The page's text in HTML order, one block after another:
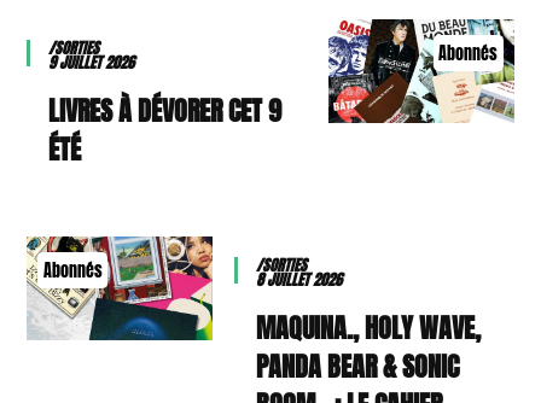
Abonnés
/SORTIES
9 JUILLET 2026
9 LIVRES À DÉVORER CET
ÉTÉ
Abonnés /SORTIES
8 JUILLET 2026
MAQUINA., HOLY WAVE,
PANDA BEAR & SONIC